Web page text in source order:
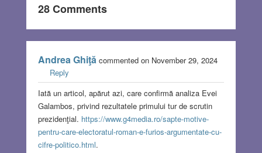
28 Comments
Andrea Ghiţă commented on November 29, 2024
Reply
Iată un articol, apărut azi, care confirmă analiza Evei
Galambos, privind rezultatele primului tur de scrutin
prezidenţial. https://www.g4media.ro/sapte-motive-
pentru-care-electoratul-roman-e-furios-argumentate-cu-
cifre-politico.html.